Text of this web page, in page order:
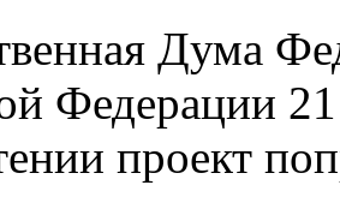
Дума
Федерации
проект